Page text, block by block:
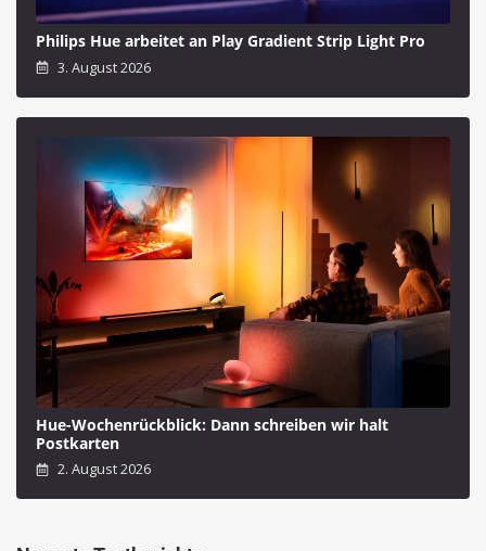
Philips Hue arbeitet an Play Gradient Strip Light Pro
3. August 2026
Hue-Wochenrückblick: Dann schreiben wir halt
Postkarten
2. August 2026